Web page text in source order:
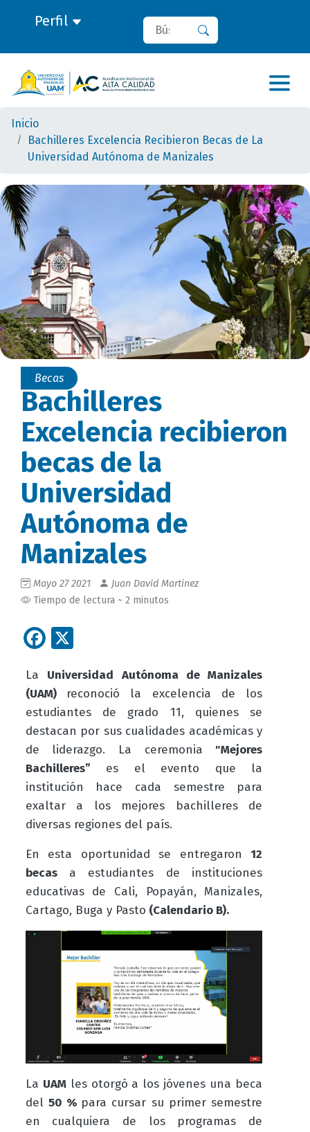
Perfil Buscar
Inicio
Bachilleres Excelencia Recibieron Becas de La
Universidad Autónoma de Manizales
Becas
Bachilleres
Excelencia recibieron
becas de la
Universidad
Autónoma de
Manizales
Mayo 27 2021
Juan David Martinez
Tiempo de lectura ~ 2 minutos
Facebook
La Universidad Autónoma de Manizales
(UAM) reconoció la excelencia de los
estudiantes de grado 11, quienes se
destacan por sus cualidades académicas y
de liderazgo. La ceremonia "Mejores
Bachilleres” es el evento que la
institución hace cada semestre para
exaltar a los mejores bachilleres de
diversas regiones del país.
En esta oportunidad se entregaron12
becasa estudiantes de instituciones
educativas de Cali, Popayán, Manizales,
Cartago, Buga y Pasto (Calendario B).
La UAMles otorgó a los jóvenes una beca
del50 % para cursar su primer semestre
en cualquiera de los programas de